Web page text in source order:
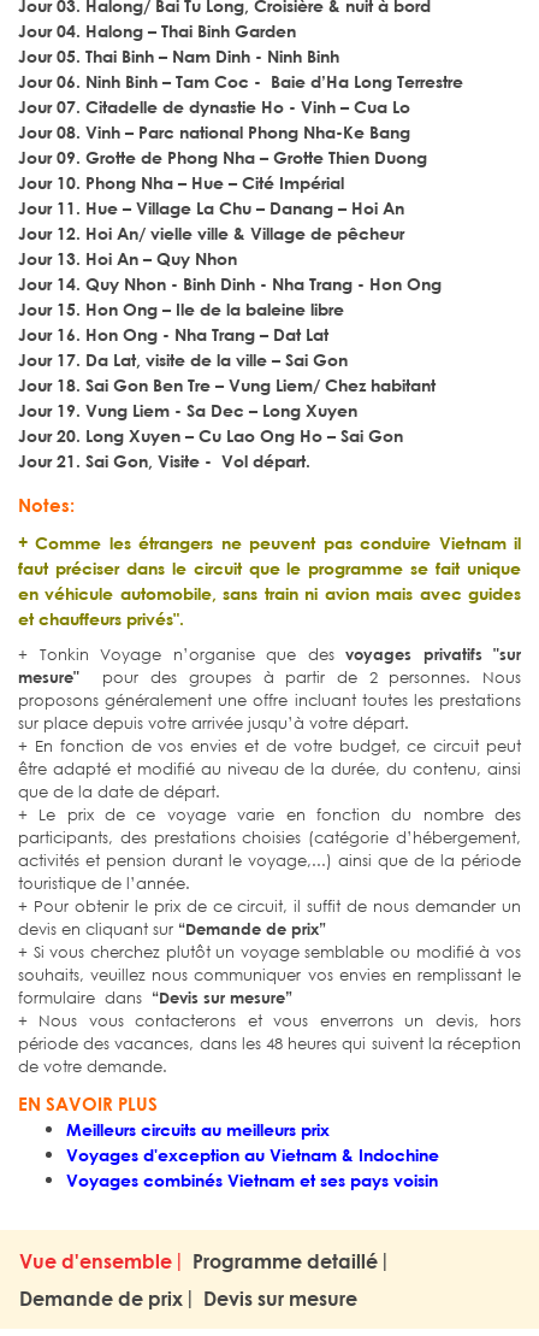
Jour 03. Halong/ Bai Tu Long, Croisière & nuit à bord
Jour 04. Halong – Thai Binh Garden
Jour 05. Thai Binh – Nam Dinh - Ninh Binh
Jour 06. Ninh Binh – Tam Coc - Baie d’Ha Long Terrestre
Jour 07. Citadelle de dynastie Ho - Vinh – Cua Lo
Jour 08. Vinh – Parc national Phong Nha-Ke Bang
Jour 09. Grotte de Phong Nha – Grotte Thien Duong
Jour 10. Phong Nha – Hue – Cité Impérial
Jour 11. Hue – Village La Chu – Danang – Hoi An
Jour 12. Hoi An/ vielle ville & Village de pêcheur
Jour 13. Hoi An – Quy Nhon
Jour 14. Quy Nhon - Binh Dinh - Nha Trang - Hon Ong
Jour 15. Hon Ong – Ile de la baleine libre
Jour 16. Hon Ong - Nha Trang – Dat Lat
Jour 17. Da Lat, visite de la ville – Sai Gon
Jour 18. Sai Gon Ben Tre – Vung Liem/ Chez habitant
Jour 19. Vung Liem - Sa Dec – Long Xuyen
Jour 20. Long Xuyen – Cu Lao Ong Ho – Sai Gon
Jour 21. Sai Gon, Visite - Vol départ.
Notes:
+ Comme les étrangers ne peuvent pas conduire Vietnam il
faut préciser dans le circuit que le programme se fait unique
en véhicule automobile, sans train ni avion mais avec guides
et chauffeurs privés".
+ Tonkin Voyage n’organise que des voyages privatifs "sur
mesure"
pour des groupes à partir de 2 personnes. Nous
proposons généralement une offre incluant toutes les prestations
sur place depuis votre arrivée jusqu’à votre départ.
+ En fonction de vos envies et de votre budget, ce circuit peut
être adapté et modifié au niveau de la durée, du contenu, ainsi
que de la date de départ.
+ Le prix de ce voyage varie en fonction du nombre des
participants, des prestations choisies (catégorie d’hébergement,
activités et pension durant le voyage,...) ainsi que de la période
touristique de l’année.
+ Pour obtenir le prix de ce circuit, il suffit de nous demander un
devis en cliquant sur “Demande de prix”
+ Si vous cherchez plutôt un voyage semblable ou modifié à vos
souhaits, veuillez nous communiquer vos envies en remplissant le
formulaire dans “Devis sur mesure”
+ Nous vous contacterons et vous enverrons un devis, hors
période des vacances, dans les 48 heures qui suivent la réception
de votre demande.
EN SAVOIR PLUS
Meilleurs circuits au meilleurs prix
Voyages d'exception au Vietnam & Indochine
Voyages combinés Vietnam et ses pays voisin
Vue d'ensemble
Programme detaillé
Demande de prix
Devis sur mesure